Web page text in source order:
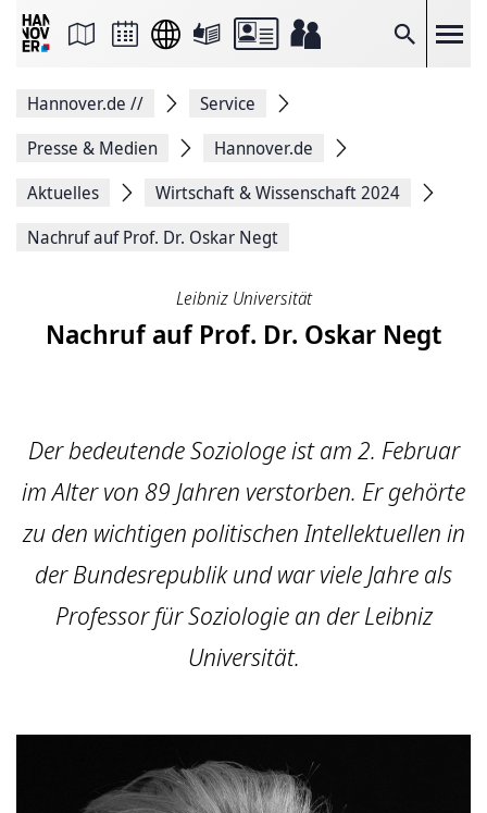
Suche
Seite
Facebook
teilen
Seitenlink
Seite
Hannover.de //
Service
Presse & Medien
Hannover.de
Aktuelles
Wirtschaft & Wissenschaft 2024
Nachruf auf Prof. Dr. Oskar Negt
Leibniz Universität
Nachruf auf Prof. Dr. Oskar Negt
Der bedeutende Soziologe ist am 2. Februar
im Alter von 89 Jahren verstorben. Er gehörte
zu den wichtigen politischen Intellektuellen in
der Bundesrepublik und war viele Jahre als
Professor für Soziologie an der Leibniz
Universität.